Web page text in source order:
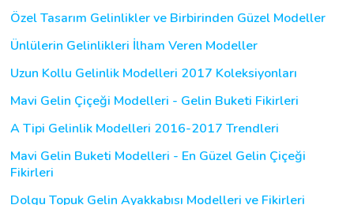
Özel Tasarım Gelinlikler ve Birbirinden Güzel Modeller
Ünlülerin Gelinlikleri İlham Veren Modeller
Uzun Kollu Gelinlik Modelleri 2017 Koleksiyonları
Mavi Gelin Çiçeği Modelleri - Gelin Buketi Fikirleri
A Tipi Gelinlik Modelleri 2016-2017 Trendleri
Mavi Gelin Buketi Modelleri - En Güzel Gelin Çiçeği
Fikirleri
Dolgu Topuk Gelin Ayakkabısı Modelleri ve Fikirleri